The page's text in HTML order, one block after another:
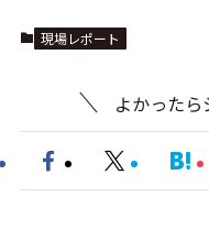
現場レポート
よかったら